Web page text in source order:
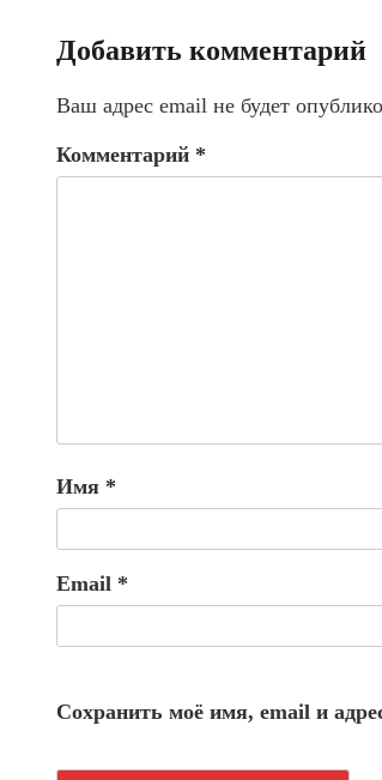
Добавить комментарий
Ваш адрес email не будет
Комментарий *
Имя *
Email *
Сохранить моё имя, email и